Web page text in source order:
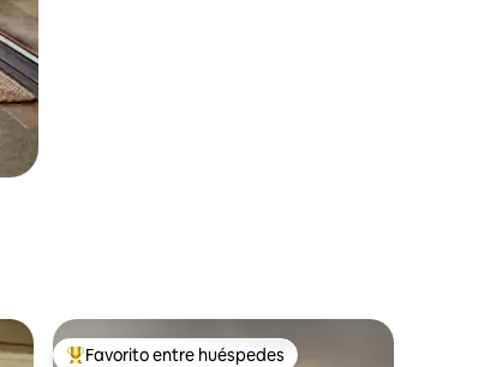
Favorito entre huéspedes